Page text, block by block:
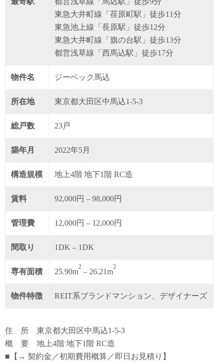
東急大井町線「荏原町駅」徒歩11分
東急池上線「長原駅」徒歩12分
東急大井町線「旗の台駅」徒歩13分
都営浅草線「西馬込駅」徒歩17分
物件名 ジーベック馬込
所在地 東京都大田区中馬込1-5-3
総戸数 23戸
築年月 2022年5月
構造規模 地上4階 地下1階 RC造
賃料 92,000円 – 98,000円
管理費 12,000円 – 12,000円
間取り 1DK – 1DK
専有面積 25.90m
2
– 26.21m
2
物件特徴 REIT系ブランドマンション、デザイナーズ
住 所 東京都大田区中馬込1-5-3
概 要 地上4階 地下1階 RC造
■【→ 契約金／初期費用概算／即日お見積り】